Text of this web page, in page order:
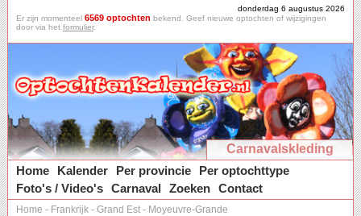
donderdag 6 augustus 2026
Er zijn momenteel 6569 optochten bekend. Geef nieuwe optochten of wijzigingen
door via het formulier.
Carnavalskleding
Home
Kalender Per provincie
Per optochttype
Foto's / Video's Carnaval Zoeken Contact
Home - Frankrijk - Grand Est - Moyeuvre-Grande